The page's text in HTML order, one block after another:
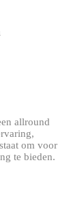
allround
om voor
te bieden.